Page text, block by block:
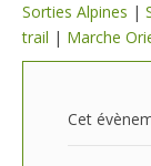
Sorties Alpines |
trail | Marche
Cet